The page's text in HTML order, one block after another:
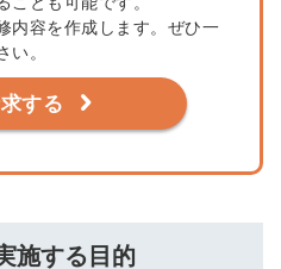
内容を作成します。ぜひ一
い。
する
施する目的